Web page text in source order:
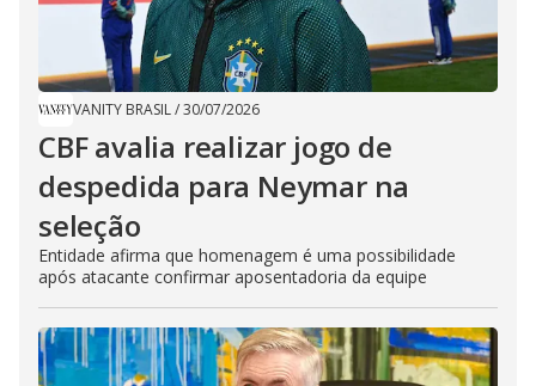
VANITY BRASIL/30/07/2026
CBF avalia realizar jogo de
despedida para Neymar na
seleção
Entidade afirma que homenagem é uma possibilidade
após atacante confirmar aposentadoria da equipe